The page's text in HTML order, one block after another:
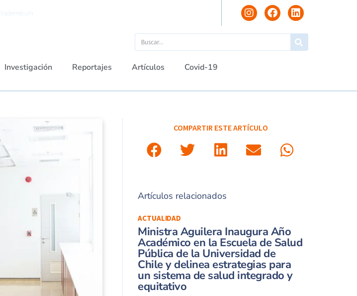
Vademécum
Investigación Reportajes Artículos Covid-19
COMPARTIR ESTE ARTÍCULO
Artículos relacionados
ACTUALIDAD
Ministra Aguilera Inaugura Año
Académico en la Escuela de Salud
Pública de la Universidad de
Chile y delinea estrategias para
un sistema de salud integrado y
equitativo